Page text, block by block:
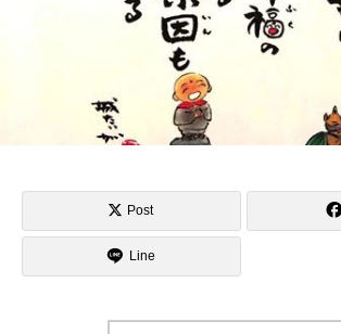
Post
Line